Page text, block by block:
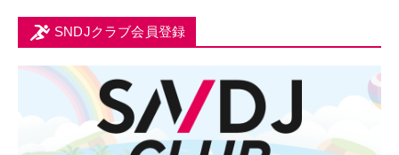
SNDJクラブ会員登録